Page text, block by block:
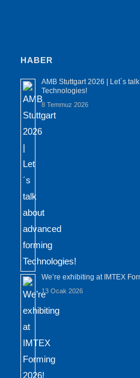
HABER
AMB Stuttgart 2026 | Let´s
Technologies!
8 Temmuz 2026
We’re exhibiting at IMTEX
13 Ocak 2026